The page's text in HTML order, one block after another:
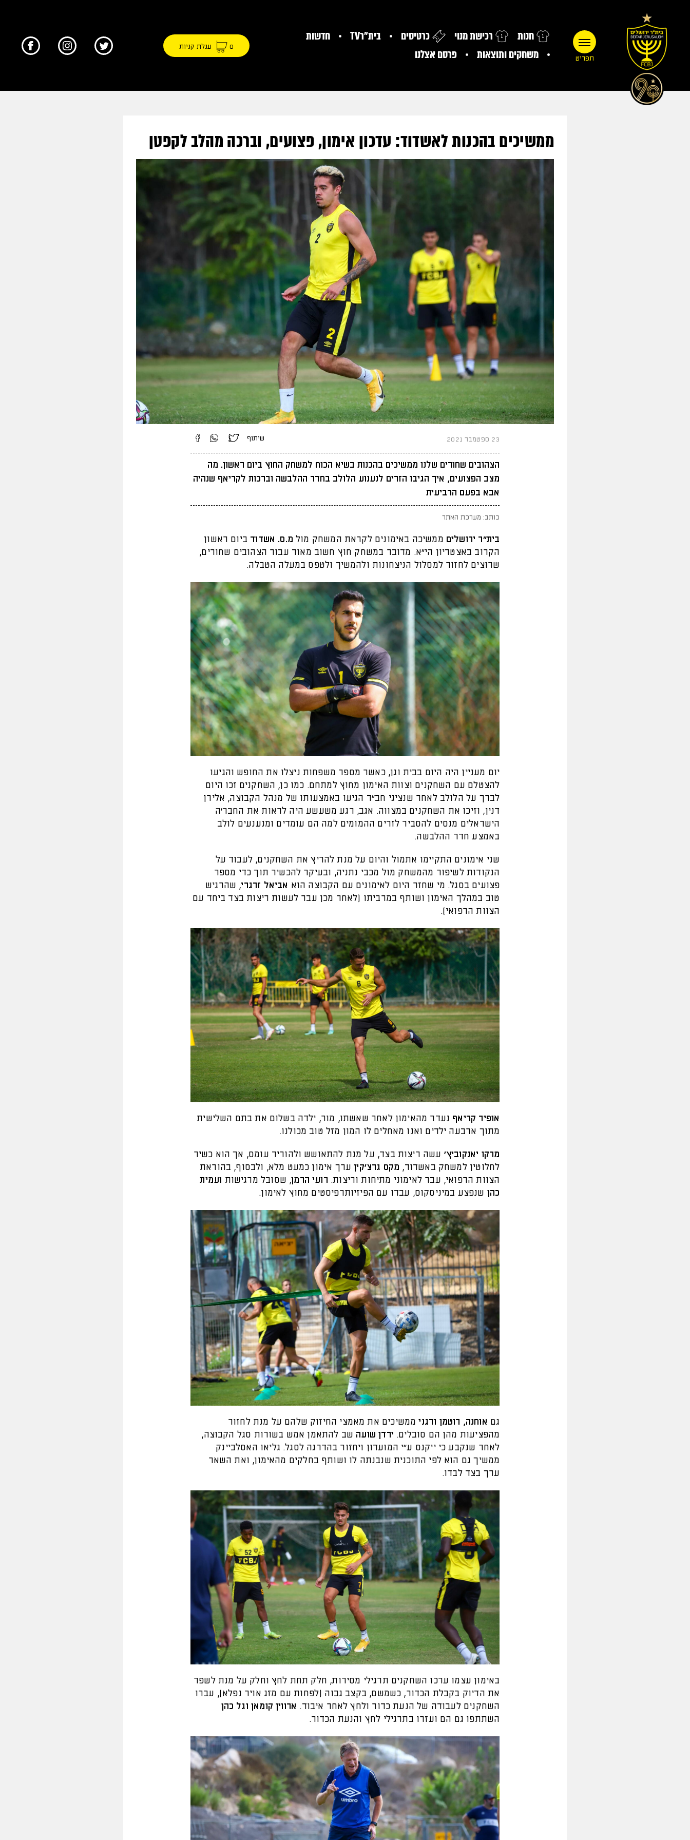
תפריט
חנות רכישת מנוי כרטיסים בית"רTV
חדשות
משחקים ותוצאות
פרסם אצלנו
0 עגלת קניות
ממשיכים בהכנות לאשדוד: עדכון אימון, פצועים, וברכה מהלב לקפטן
23 ספטמבר 2021 שיתוף
הצהובים שחורים שלנו ממשיכים בהכנות בשיא הכוח למשחק החוץ ביום ראשון. מה
מצב הפצועים, איך הגיבו הזרים לנענוע הלולב בחדר ההלבשה וברכות לקריאף שנהיה
אבא בפעם הרביעית
כותב: מערכת האתר
בית"ר ירושלים ממשיכה באימונים לקראת המשחק מול מ.ס. אשדוד ביום ראשון
הקרוב באצטדיון הי"א. מדובר במשחק חוץ חשוב מאוד עבור הצהובים שחורים,
שרוצים לחזור למסלול הניצחונות ולהמשיך ולטפס במעלה הטבלה.
יום מעניין היה היום בבית וגן, כאשר מספר משפחות ניצלו את החופש והגיעו
להצטלם עם השחקנים וצוות האימון מחוץ למתחם. כמו כן, השחקנים זכו היום
לברך על הלולב לאחר שנציגי חב"ד הגיעו באמצעותו של מנהל הקבוצה, אלירן
דנין, וזיכו את השחקנים במצווה. אגב, רגע משעשע היה לראות את החבר'ה
הישראלים מנסים להסביר לזרים ההמומים למה הם עומדים ומנענעים לולב
באמצע חדר ההלבשה.
שני אימונים התקיימו אתמול והיום על מנת להריץ את השחקנים, לעבוד על
הנקודות לשיפור מהמשחק מול מכבי נתניה, ובעיקר להכשיר תוך כדי מספר
פצועים בסגל. מי שחזר היום לאימונים עם הקבוצה הוא אביאל זרגרי, שהרגיש
טוב במהלך האימון ושותף במרביתו (לאחר מכן עבר לעשות ריצות בצד ביחד עם
הצוות הרפואי).
אופיר קריאף נעדר מהאימון לאחר שאשתו, מור, ילדה בשלום את בתם השלישית
מתוך ארבעה ילדים ואנו מאחלים לו המון מזל טוב מכולנו.
מרקו יאנקוביץ' עשה ריצות בצד, על מנת להתאושש ולהוריד עומס, אך הוא כשיר
לחלוטין למשחק באשדוד, מקס גרצ'קיןערך אימון כמעט מלא, ולבסוף, בהוראת
הצוות הרפואי, עבר לאימוני מתיחות וריצות. רועי הרמן, שסובל מרגישות ועמית
כהן שנפצע במיניסקוס, עבדו עם הפיזיותרפיסטים מחוץ לאימון.
גם אוחנה, רוטמן ודגניממשיכים את מאמצי החיזוק שלהם על מנת לחזור
מהפציעות מהן הם סובלים. ירדן שועה שב להתאמן אמש בשורות סגל הקבוצה,
לאחר שנקבע כי ייקנס ע״י המועדון ויחזור בהדרגה לסגל. גליאו האסלביינק
ממשיך גם הוא לפי התוכנית שנבנתה לו ושותף בחלקים מהאימון, ואת השאר
ערך בצד לבדו.
באימון עצמו ערכו השחקנים תרגילי מסירות, חלק תחת לחץ וחלק על מנת לשפר
את הדיוק בקבלת הכדור, כשמשם, בקצב גבוה (לפחות עם מזג אויר נפלא), עברו
השחקנים לעבודה של הנעת כדור ולחץ לאחר איבוד. ארווין קומאן וגל כהן
השתתפו גם הם ועזרו בתרגילי לחץ והנעת הכדור.